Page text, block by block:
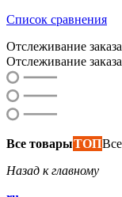
Список сравнения
Отслеживание заказа
Отслеживание заказа
Все товарыТОП
Назад к главному